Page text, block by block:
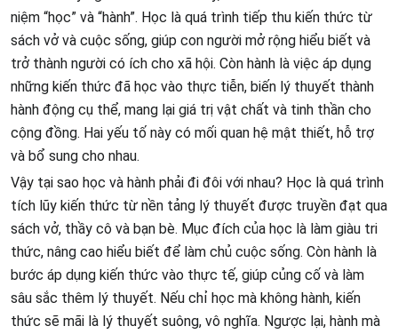
niệm “học” và “hành”. Học là quá trình tiếp thu kiến thức từ
sách vở và cuộc sống, giúp con người mở rộng hiểu biết và
trở thành người có ích cho xã hội. Còn hành là việc áp dụng
những kiến thức đã học vào thực tiễn, biến lý thuyết thành
hành động cụ thể, mang lại giá trị vật chất và tinh thần cho
cộng đồng. Hai yếu tố này có mối quan hệ mật thiết, hỗ trợ
và bổ sung cho nhau.
Vậy tại sao học và hành phải đi đôi với nhau? Học là quá trình
tích lũy kiến thức từ nền tảng lý thuyết được truyền đạt qua
sách vở, thầy cô và bạn bè. Mục đích của học là làm giàu tri
thức, nâng cao hiểu biết để làm chủ cuộc sống. Còn hành là
bước áp dụng kiến thức vào thực tế, giúp củng cố và làm
sâu sắc thêm lý thuyết. Nếu chỉ học mà không hành, kiến
thức sẽ mãi là lý thuyết suông, vô nghĩa. Ngược lại, hành mà